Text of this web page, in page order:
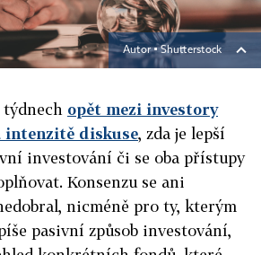
Autor ▪Shutterstock
opět mezi investory
intenzitě diskuse, zda je lepší
investování či se oba přístupy
Konsenzu se ani
nicméně pro ty, kterým
pasivní způsob investování,